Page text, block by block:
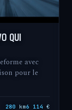
QUI
avec
pour le
280 km6 114 €